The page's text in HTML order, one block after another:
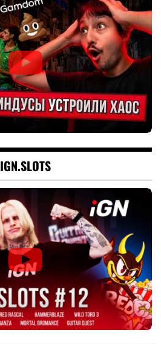
IGN.SLOTS